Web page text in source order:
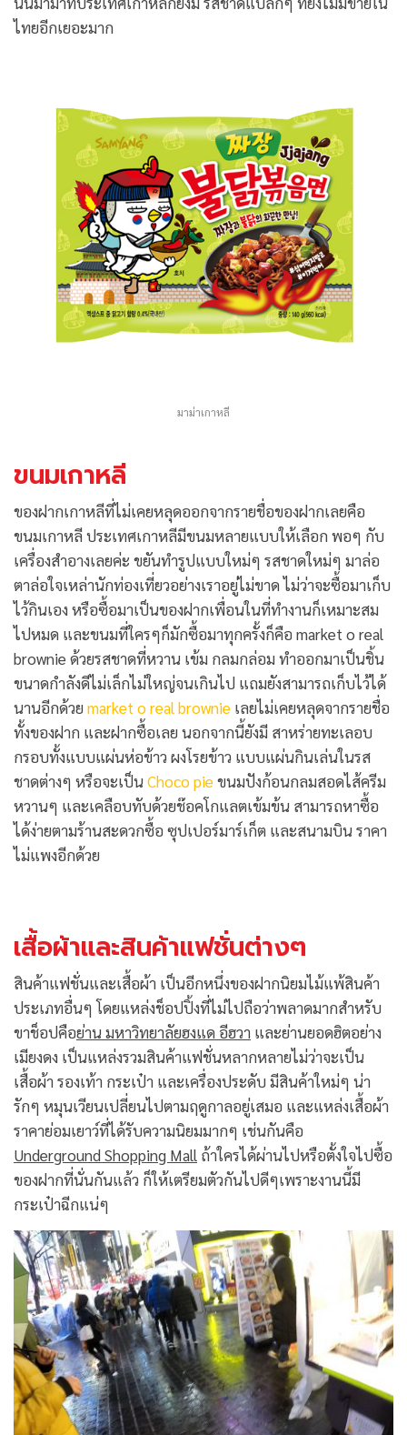
ไทยอีกเยอะมาก
มาม่าเกาหลี
ขนมเกาหลี
ของฝากเกาหลีที่ไม่เคยหลุดออกจากรายชื่อของฝากเลยคือ
ขนมเกาหลี ประเทศเกาหลีมีขนมหลายแบบให้เลือก พอๆ กับ
เครื่องสำอางเลยค่ะ ขยันทำรูปแบบใหม่ๆ รสชาดใหม่ๆ มาล่อ
ตาล่อใจเหล่านักท่องเที่ยวอย่างเราอยู่ไม่ขาด ไม่ว่าจะซื้อมาเก็บ
ไว้กินเอง หรือซื้อมาเป็นของฝากเพื่อนในที่ทำงานก็เหมาะสม
ไปหมด และขนมที่ใครๆก็มักซื้อมาทุกครั้งก็คือ market o real
brownie ด้วยรสชาดที่หวาน เข้ม กลมกล่อม ทำออกมาเป็นชิ้น
ขนาดกำลังดีไม่เล็กไม่ใหญ่จนเกินไป แถมยังสามารถเก็บไว้ได้
นานอีกด้วย market o real brownie เลยไม่เคยหลุดจากรายชื่อ
ทั้งของฝาก และฝากซื้อเลย นอกจากนี้ยังมี สาหร่ายทะเลอบ
กรอบทั้งแบบแผ่นห่อข้าว ผงโรยข้าว แบบแผ่นกินเล่นในรส
ชาดต่างๆ หรือจะเป็น Choco pieขนมปังก้อนกลมสอดไส้ครีม
หวานๆ และเคลือบทับด้วยช๊อคโกแลตเข้มข้น สามารถหาซื้อ
ได้ง่ายตามร้านสะดวกซื้อ ซุปเปอร์มาร์เก็ต และสนามบิน ราคา
ไม่แพงอีกด้วย
เสื้อผ้าและสินค้าแฟชั่นต่างๆ
สินค้าแฟชั่นและเสื้อผ้า เป็นอีกหนึ่งของฝากนิยมไม้แพ้สินค้า
ประเภทอื่นๆ โดยแหล่งช็อปปิ้งที่ไม่ไปถือว่าพลาดมากสำหรับ
ขาช็อปคือย่าน มหาวิทยาลัยฮงแด อีฮวา และย่านยอดฮิตอย่าง
เมียงดง เป็นแหล่งรวมสินค้าแฟชั่นหลากหลายไม่ว่าจะเป็น
เสื้อผ้า รองเท้า กระเป๋า และเครื่องประดับ มีสินค้าใหม่ๆ น่า
รักๆ หมุนเวียนเปลี่ยนไปตามฤดูกาลอยู่เสมอ และแหล่งเสื้อผ้า
ราคาย่อมเยาว์ที่ได้รับความนิยมมากๆ เช่นกันคือ
Underground Shopping Mall ถ้าใครได้ผ่านไปหรือตั้งใจไปซื้อ
ของฝากที่นั่นกันแล้ว ก็ให้เตรียมตัวกันไปดีๆเพราะงานนี้มี
กระเป๋าฉีกแน่ๆ